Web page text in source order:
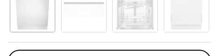
Ledusskapji
Trauku mazgājamās mašīnas
Cepeškrāsnis